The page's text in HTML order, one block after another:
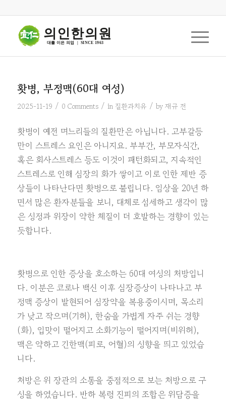
의인한의원
대를 이은 의업  |  SINCE 1963
홧병, 부정맥(60대 여성)
2025-11-19 / 0 Comments / in 질환과치유 / by 재규 전
홧병이 예전 며느리들의 질환만은 아닙니다. 고부갈등
만이 스트레스 요인은 아니지요. 부부간, 부모자식간,
혹은 회사스트레스 등도 이것이 패턴화되고, 지속적인
스트레스로 인해 심장의 화가 쌓이고 이로 인한 제반 증
상들이 나타난다면 홧병으로 불립니다. 임상을 20년 하
면서 많은 환자분들을 보니, 대체로 섬세하고 생각이 많
은 성정과 위장이 약한 체질이 더 호발하는 경향이 있는
듯합니다.
홧병으로 인한 증상을 호소하는 60대 여성의 처방입니
다. 이분은 코로나 백신 이후 심장증상이 나타나고 부
정맥 증상이 발현되어 심장약을 복용중이시며, 목소리
가 낮고 작으며(기허), 한숨을 가볍게 자주 쉬는 경향
(화), 입맛이 떨어지고 소화기능이 떨어지며(비위허),
맥은 약하고 긴한맥(피로, 어혈)의 성향을 띄고 있었습
니다.
처방은 위 장관의 소통을 중점적으로 보는 처방으로 구
성을 하였습니다. 반하 복령 진피의 조합은 위담증을